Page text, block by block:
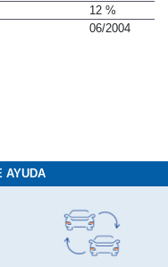
12 %
06/2004
AYUDA